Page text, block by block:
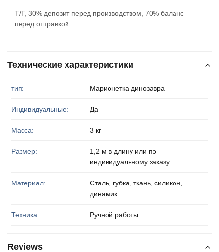
T/T, 30% депозит перед производством, 70% баланс
перед отправкой.
Технические характеристики
тип: Марионетка динозавра
Индивидуальные: Да
Масса: 3 кг
Размер:
1,2 м в длину или по
индивидуальному заказу
Материал:
Сталь, губка, ткань, силикон,
динамик.
Техника: Ручной работы
Reviews